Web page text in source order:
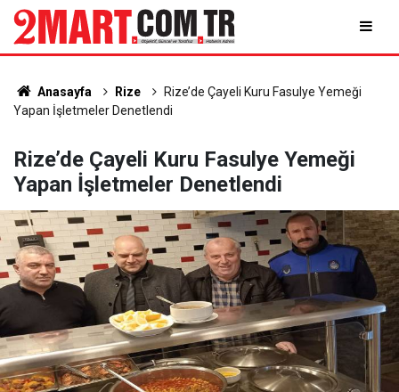
Anasayfa Rize
Rize’de Çayeli Kuru Fasulye Yemeği
Yapan İşletmeler Denetlendi
Rize’de Çayeli Kuru Fasulye Yemeği
Yapan İşletmeler Denetlendi